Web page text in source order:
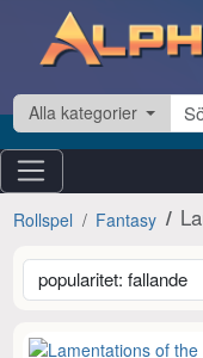
Hoppa till innehåll
Alla kategorier
Rollspel Fantasy